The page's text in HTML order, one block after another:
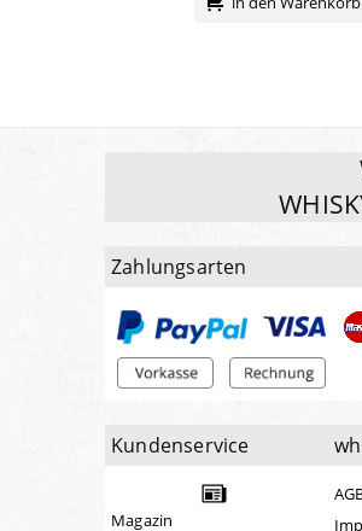
Zahlungsarten
Kundenservice
Magazin